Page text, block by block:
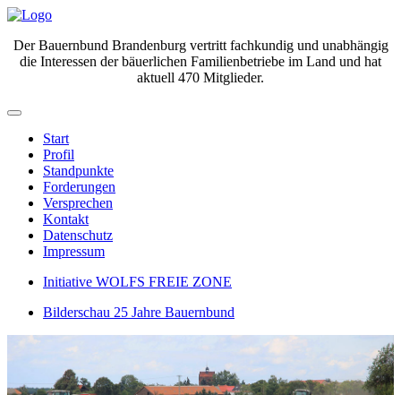
Der Bauernbund Brandenburg vertritt fachkundig und unabhängig
die Interessen der bäuerlichen Familienbetriebe im Land und hat
aktuell 470 Mitglieder.
Start
Profil
Standpunkte
Forderungen
Versprechen
Kontakt
Datenschutz
Impressum
Initiative WOLFS FREIE ZONE
Bilderschau 25 Jahre Bauernbund